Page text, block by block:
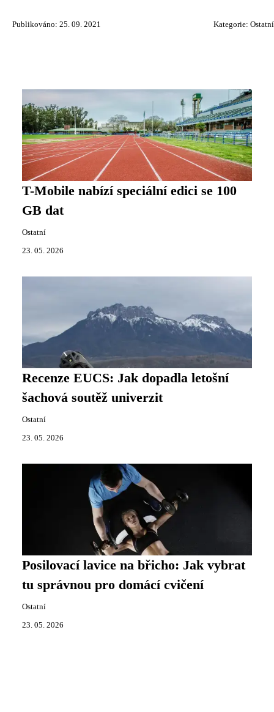
Publikováno: 25. 09. 2021 Kategorie: Ostatní
T-Mobile nabízí speciální edici se 100
GB dat
Ostatní
23. 05. 2026
Recenze EUCS: Jak dopadla letošní
šachová soutěž univerzit
Ostatní
23. 05. 2026
Posilovací lavice na břicho: Jak vybrat
tu správnou pro domácí cvičení
Ostatní
23. 05. 2026